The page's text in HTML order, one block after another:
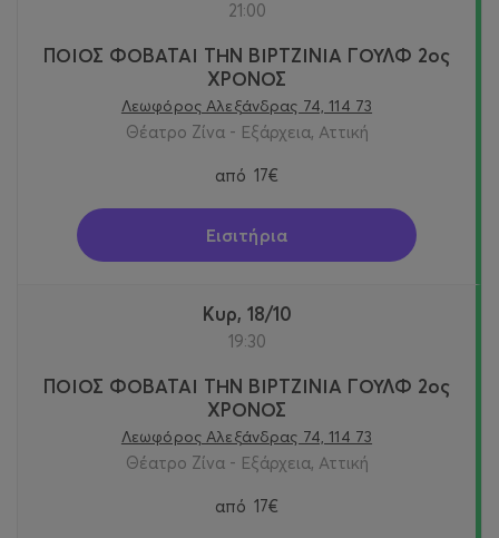
21:00
ΠΟΙΟΣ ΦΟΒΑΤΑΙ ΤΗΝ ΒΙΡΤΖΙΝΙΑ ΓΟΥΛΦ 2ος
ΧΡΟΝΟΣ
Λεωφόρος Αλεξάνδρας 74, 114 73
Θέατρο Ζίνα - Εξάρχεια, Αττική
από 17€
Εισιτήρια
Κυρ, 18/10
19:30
ΠΟΙΟΣ ΦΟΒΑΤΑΙ ΤΗΝ ΒΙΡΤΖΙΝΙΑ ΓΟΥΛΦ 2ος
ΧΡΟΝΟΣ
Λεωφόρος Αλεξάνδρας 74, 114 73
Θέατρο Ζίνα - Εξάρχεια, Αττική
από 17€